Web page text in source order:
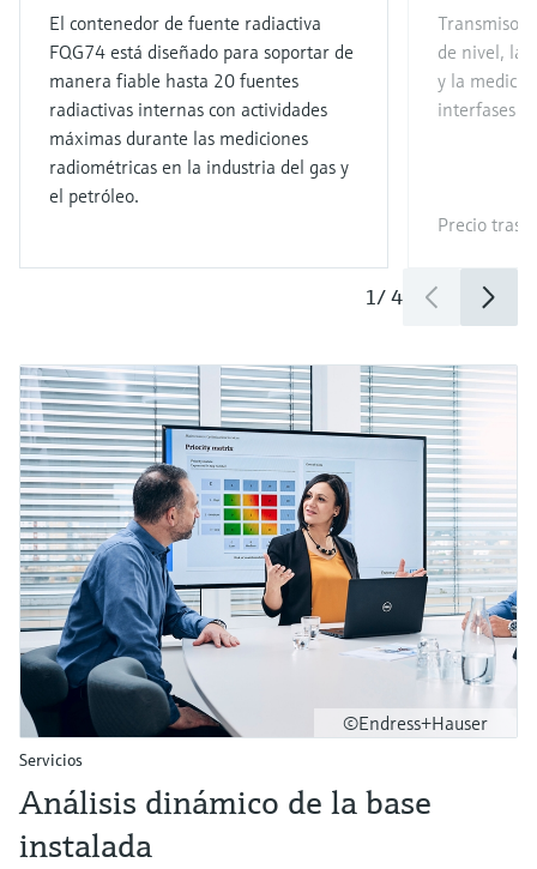
El contenedor de fuente radiactiva
FQG74 está diseñado para soportar de
manera fiable hasta 20 fuentes
radiactivas internas con actividades
máximas durante las mediciones
radiométricas en la industria del gas y
el petróleo.
Transmisor
de nivel, la
y la
interfases
Precio tras
1/4
©Endress+Hauser
Servicios
Análisis dinámico de la base
instalada